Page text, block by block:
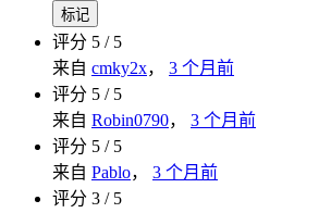
标记
评分 5 / 5
来自 cmky2x， 3 个月前
评分 5 / 5
来自 Robin0790， 3 个月前
评分 5 / 5
来自 Pablo， 3 个月前
评分 3 / 5